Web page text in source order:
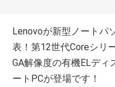
Lenovoが新型ノートパ
表！第12世代Coreシリ
GA解像度の有機ELディ
ートPCが登場です！